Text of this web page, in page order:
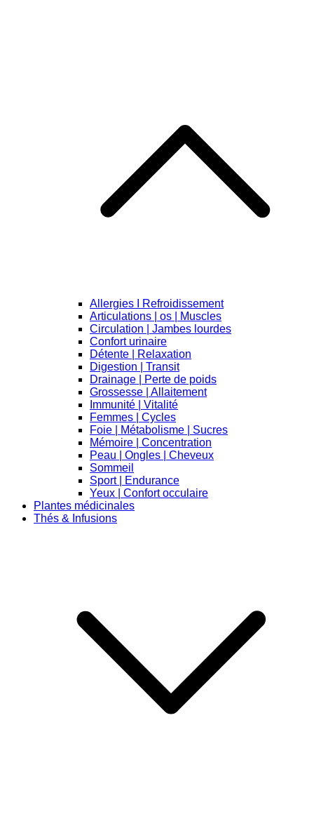
Allergies I Refroidissement
Articulations | os | Muscles
Circulation | Jambes lourdes
Confort urinaire
Détente | Relaxation
Digestion | Transit
Drainage | Perte de poids
Grossesse | Allaitement
Immunité | Vitalité
Femmes | Cycles
Foie | Métabolisme | Sucres
Mémoire | Concentration
Peau | Ongles | Cheveux
Sommeil
Sport | Endurance
Yeux | Confort occulaire
Plantes médicinales
Thés & Infusions